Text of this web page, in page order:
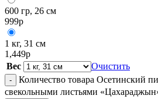
600 гр, 26 см
999р
1 кг, 31 см
1,449р
Вес
Очистить
-
Количество товара Осетинский
свекольными листьями